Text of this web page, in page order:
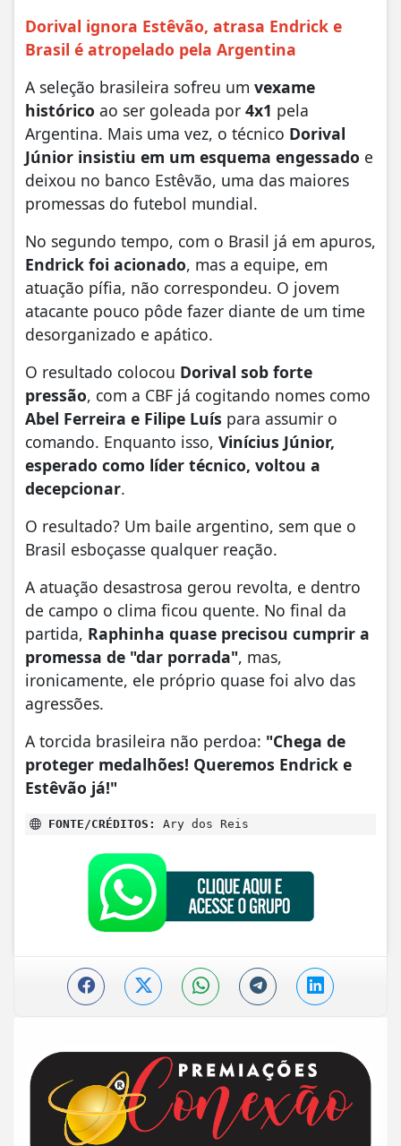
Dorival ignora Estêvão, atrasa Endrick e
Brasil é atropelado pela Argentina
A seleção brasileira sofreu um vexame
histórico ao ser goleada por 4x1 pela
Argentina. Mais uma vez, o técnico Dorival
Júnior insistiu em um esquema engessado e
deixou no banco Estêvão, uma das maiores
promessas do futebol mundial.
No segundo tempo, com o Brasil já em apuros,
Endrick foi acionado, mas a equipe, em
atuação pífia, não correspondeu. O jovem
atacante pouco pôde fazer diante de um time
desorganizado e apático.
O resultado colocou Dorival sob forte
pressão, com a CBF já cogitando nomes como
Abel Ferreira e Filipe Luís para assumir o
comando. Enquanto isso, Vinícius Júnior,
esperado como líder técnico, voltou a
decepcionar.
O resultado? Um baile argentino, sem que o
Brasil esboçasse qualquer reação.
A atuação desastrosa gerou revolta, e dentro
de campo o clima ficou quente. No final da
partida, Raphinha quase precisou cumprir a
promessa de "dar porrada", mas,
ironicamente, ele próprio quase foi alvo das
agressões.
A torcida brasileira não perdoa: "Chega de
proteger medalhões! Queremos Endrick e
Estêvão já!"
FONTE/CRÉDITOS: Ary dos Reis